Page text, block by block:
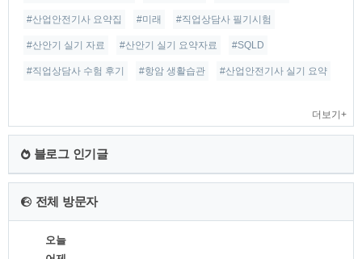
#산업안전기사 요약집 #미래 #직업상담사 필기시험
#산안기 실기 자료 #산안기 실기 요약자료 #SQLD
#직업상담사 수험 후기 #항암 생활습관 #산업안전기사 실기 요약
더보기+
블로그 인기글
전체 방문자
오늘